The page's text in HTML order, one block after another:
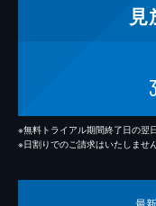
見
※無料トライアル期間終了日の翌
※日割りでのご請求はいたしません
最